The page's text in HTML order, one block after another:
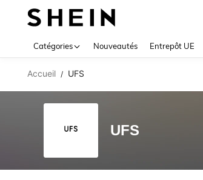
Catégories Nouveautés Entrepôt UE
Accueil / UFS
UFS